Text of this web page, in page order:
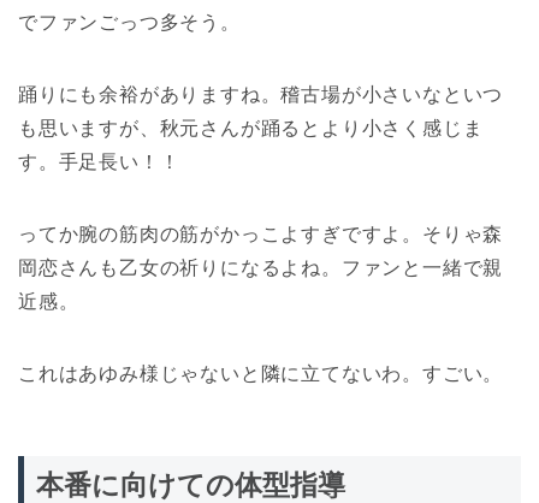
でファンごっつ多そう。
踊りにも余裕がありますね。稽古場が小さいなといつ
も思いますが、秋元さんが踊るとより小さく感じま
す。手足長い！！
ってか腕の筋肉の筋がかっこよすぎですよ。そりゃ森
岡恋さんも乙女の祈りになるよね。ファンと一緒で親
近感。
これはあゆみ様じゃないと隣に立てないわ。すごい。
本番に向けての体型指導